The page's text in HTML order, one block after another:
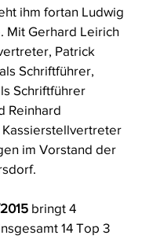
ihm fortan Ludwig
Mit Gerhard Leirich
Patrick
Schriftführer,
Schriftführer
Reinhard
im Vorstand der
bringt 4
14 Top 3